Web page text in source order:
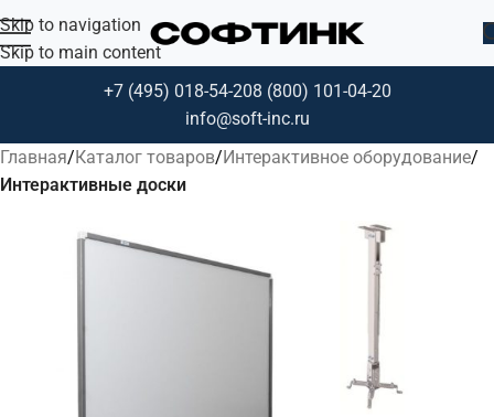
Skip to navigation
Skip to main content
+7 (495) 018-54-208 (800) 101-04-20
info@soft-inc.ru
Главная Каталог товаров Интерактивное оборудование
Интерактивные доски